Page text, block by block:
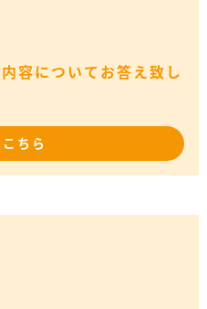
容についてお答え致し
ちら